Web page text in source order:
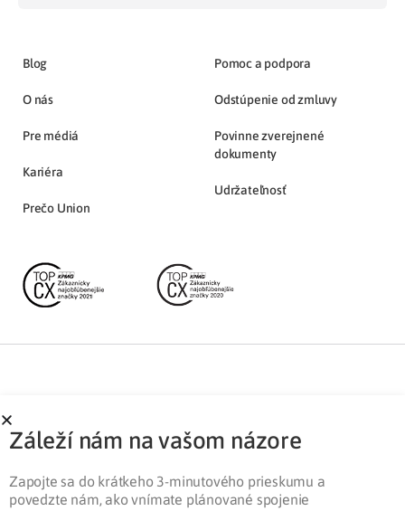
Blog
O nás
Pre médiá
Kariéra
Prečo Union
Pomoc a podpora
Odstúpenie od zmluvy
Povinne zverejnené
dokumenty
Udržateľnosť
Partnerská zóna Ochrana osobných údajov
Záleží nám na vašom názore
Zapojte sa do krátkeho 3-minutového prieskumu a
povedzte nám, ako vnímate plánované spojenie